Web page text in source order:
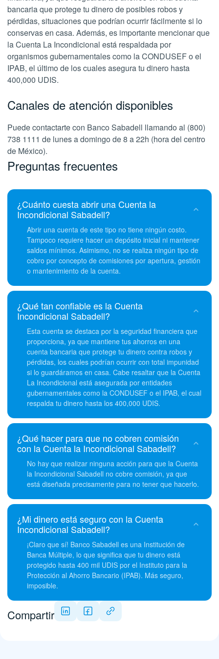
bancaria que protege tu dinero de posibles robos y
pérdidas, situaciones que podrían ocurrir fácilmente si lo
conservas en casa. Además, es importante mencionar que
la Cuenta La Incondicional está respaldada por
organismos gubernamentales como la CONDUSEF o el
IPAB, el último de los cuales asegura tu dinero hasta
400,000 UDIS.
Canales de atención disponibles
Puede contactarte con Banco Sabadell llamando al (800)
738 1111 de lunes a domingo de 8 a 22h (hora del centro
de México).
Preguntas frecuentes
¿Cuánto cuesta abrir una Cuenta la
Incondicional Sabadell?
Abrir una cuenta de este tipo no tiene ningún costo.
Tampoco requiere hacer un depósito inicial ni mantener
saldos mínimos. Asimismo, no se realiza ningún tipo de
cobro por concepto de comisiones por apertura, gestión
o mantenimiento de la cuenta.
¿Qué tan confiable es la Cuenta
Incondicional Sabadell?
Esta cuenta se destaca por la seguridad financiera que
proporciona, ya que mantiene tus ahorros en una
cuenta bancaria que protege tu dinero contra robos y
pérdidas, los cuales podrían ocurrir con total impunidad
si lo guardáramos en casa. Cabe resaltar que la Cuenta
La Incondicional está asegurada por entidades
gubernamentales como la CONDUSEF o el IPAB, el cual
respalda tu dinero hasta los 400,000 UDIS.
¿Qué hacer para que no cobren comisión
con la Cuenta la Incondicional Sabadell?
No hay que realizar ninguna acción para que la Cuenta
la Incondicional Sabadell no cobre comisión, ya que
está diseñada precisamente para no tener que hacerlo.
¿Mi dinero está seguro con la Cuenta
Incondicional Sabadell?
¡Claro que sí! Banco Sabadell es una Institución de
Banca Múltiple, lo que significa que tu dinero está
protegido hasta 400 mil UDIS por el Instituto para la
Protección al Ahorro Bancario (IPAB). Más seguro,
imposible.
Compartir